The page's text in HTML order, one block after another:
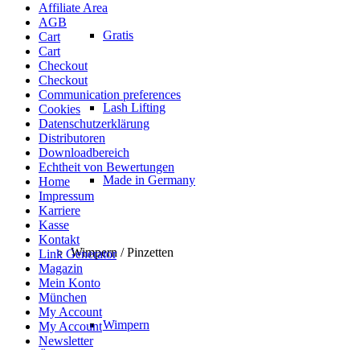
Gratis
Lash Lifting
Made in Germany
Wimpern / Pinzetten
Wimpern
Affiliate Area
AGB
Cart
Cart
Checkout
Checkout
Communication preferences
Cookies
Datenschutzerklärung
Distributoren
Downloadbereich
Echtheit von Bewertungen
Home
Impressum
Karriere
Kasse
Kontakt
Link Generator
Magazin
Mein Konto
München
My Account
My Account
Newsletter